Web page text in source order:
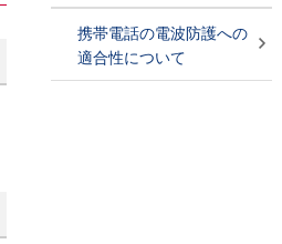
携帯電話の電波防護への
適合性について